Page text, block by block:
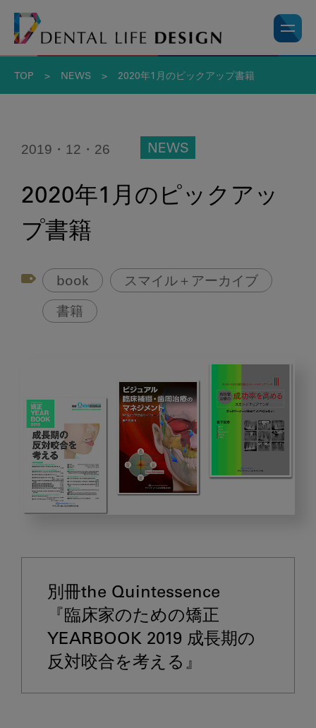
TOP > NEWS > 2020年1月のピックアップ書籍
2019・12・26 NEWS
2020年1月のピックアッ
プ書籍
book スマイル＋アーカイブ
書籍
1
別冊the Quintessence
『臨床家のための矯正
YEARBOOK 2019 成長期の